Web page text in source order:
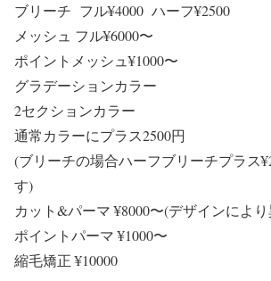
ブリーチ フル¥4000 ハーフ¥2500
メッシュ フル¥6000〜
ポイントメッシュ¥1000〜
グラデーションカラー
2セクションカラー
通常カラーにプラス2500円
(ブリーチの場合ハーフブリーチプラス
す)
カット&パーマ ¥8000〜(デザインによ
ポイントパーマ ¥1000〜
縮毛矯正 ¥10000